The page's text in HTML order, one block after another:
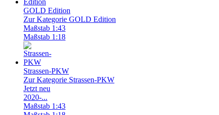
GOLD Edition
Zur Kategorie GOLD Edition
Maßstab 1:43
Maßstab 1:18
Strassen-PKW
Zur Kategorie Strassen-PKW
Jetzt neu
2020-...
Maßstab 1:43